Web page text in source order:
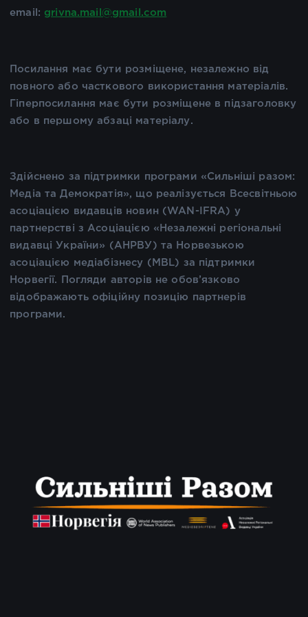
email: grivna.mail@gmail.com
Посилання має бути розміщене, незалежно від
повного або часткового використання матеріалів.
Гіперпосилання має бути розміщене в підзаголовку
або в першому абзаці матеріалу.
Здійснено за підтримки програми «Сильніші разом:
Медіа та Демократія», що реалізується Всесвітньою
асоціацією видавців новин (WAN-IFRA) у
партнерстві з Асоціацією «Незалежні регіональні
видавці України» (АНРВУ) та Норвезькою
асоціацією медіабізнесу (MBL) за підтримки
Норвегії. Погляди авторів не обов’язково
відображають офіційну позицію партнерів
програми.